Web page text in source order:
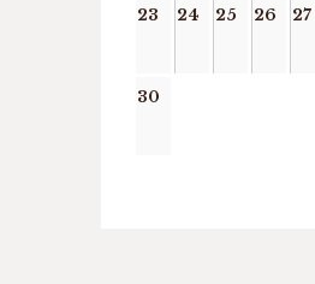
23 24 25 26 27
30